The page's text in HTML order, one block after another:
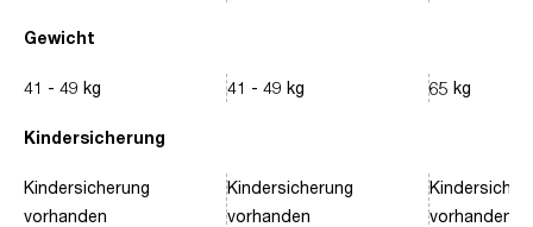
Gewicht
Kindersicherung
41 - 49 kg
Kindersicherung
vorhanden
41 - 49 kg
Kindersicherung
vorhanden
65 kg
vorhanden